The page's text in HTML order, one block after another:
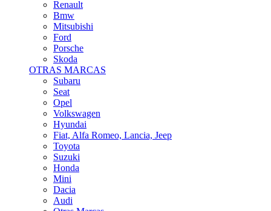
Mini
Dacia
Audi
Otras Marcas
ANUNCIOS DE COMPRA
Compra De Coches
ALQUILER VEHÍCULOS
ALQUILER VEHÍCULOS
Ofertas
Búsquedas
PERSONAL
COPILOTOS
Copilotos Disponibles
Busqueda De Copilotos
MECANICOS
Mecánicos Disponibles
Búsqueda De Mecánicos
PIEZAS DE COMPETICIÓN
MECÁNICA